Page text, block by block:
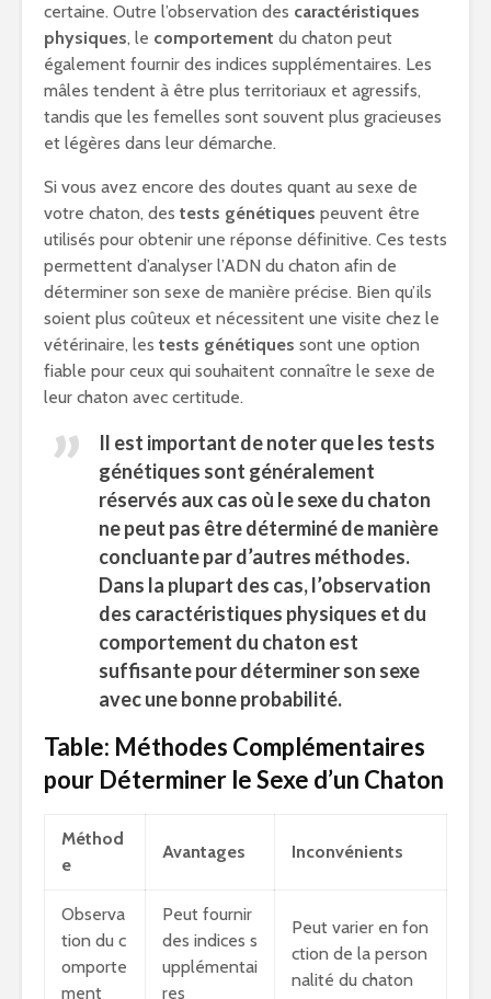
certaine. Outre l’observation des caractéristiques
physiques, le comportement du chaton peut
également fournir des indices supplémentaires. Les
mâles tendent à être plus territoriaux et agressifs,
tandis que les femelles sont souvent plus gracieuses
et légères dans leur démarche.
Si vous avez encore des doutes quant au sexe de
votre chaton, des tests génétiques peuvent être
utilisés pour obtenir une réponse définitive. Ces tests
permettent d’analyser l’ADN du chaton afin de
déterminer son sexe de manière précise. Bien qu’ils
soient plus coûteux et nécessitent une visite chez le
vétérinaire, les tests génétiques sont une option
fiable pour ceux qui souhaitent connaître le sexe de
leur chaton avec certitude.
Il est important de noter que les tests
génétiques sont généralement
réservés aux cas où le sexe du chaton
ne peut pas être déterminé de manière
concluante par d’autres méthodes.
Dans la plupart des cas, l’observation
des caractéristiques physiques et du
comportement du chaton est
suffisante pour déterminer son sexe
avec une bonne probabilité.
Table: Méthodes Complémentaires
pour Déterminer le Sexe d’un Chaton
Méthod
e
Avantages Inconvénients
Observa
tion du c
omporte
ment
Peut fournir
des indices s
upplémentai
res
Peut varier en fon
ction de la person
nalité du chaton